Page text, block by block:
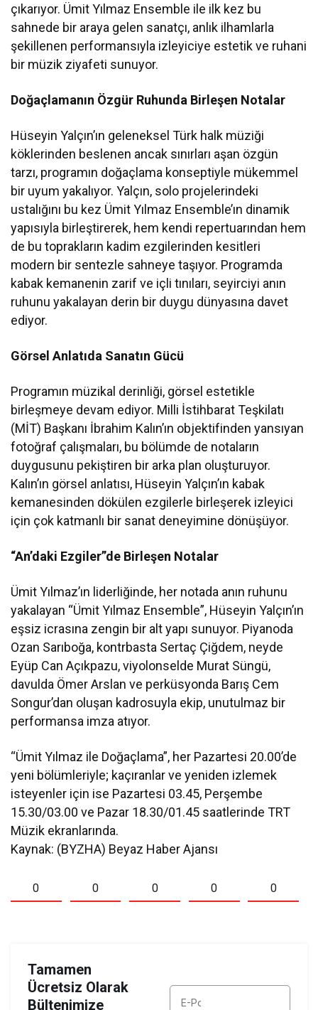
çıkarıyor. Ümit Yılmaz Ensemble ile ilk kez bu
sahnede bir araya gelen sanatçı, anlık ilhamlarla
şekillenen performansıyla izleyiciye estetik ve ruhani
bir müzik ziyafeti sunuyor.
Doğaçlamanın Özgür Ruhunda Birleşen Notalar
Hüseyin Yalçın’ın geleneksel Türk halk müziği
köklerinden beslenen ancak sınırları aşan özgün
tarzı, programın doğaçlama konseptiyle mükemmel
bir uyum yakalıyor. Yalçın, solo projelerindeki
ustalığını bu kez Ümit Yılmaz Ensemble’ın dinamik
yapısıyla birleştirerek, hem kendi repertuarından hem
de bu toprakların kadim ezgilerinden kesitleri
modern bir sentezle sahneye taşıyor. Programda
kabak kemanenin zarif ve içli tınıları, seyirciyi anın
ruhunu yakalayan derin bir duygu dünyasına davet
ediyor.
Görsel Anlatıda Sanatın Gücü
Programın müzikal derinliği, görsel estetikle
birleşmeye devam ediyor. Milli İstihbarat Teşkilatı
(MİT) Başkanı İbrahim Kalın’ın objektifinden yansıyan
fotoğraf çalışmaları, bu bölümde de notaların
duygusunu pekiştiren bir arka plan oluşturuyor.
Kalın’ın görsel anlatısı, Hüseyin Yalçın’ın kabak
kemanesinden dökülen ezgilerle birleşerek izleyici
için çok katmanlı bir sanat deneyimine dönüşüyor.
“An’daki Ezgiler”de Birleşen Notalar
Ümit Yılmaz’ın liderliğinde, her notada anın ruhunu
yakalayan “Ümit Yılmaz Ensemble”, Hüseyin Yalçın’ın
eşsiz icrasına zengin bir alt yapı sunuyor. Piyanoda
Ozan Sarıboğa, kontrbasta Sertaç Çiğdem, neyde
Eyüp Can Açıkpazu, viyolonselde Murat Süngü,
davulda Ömer Arslan ve perküsyonda Barış Cem
Songur’dan oluşan kadrosuyla ekip, unutulmaz bir
performansa imza atıyor.
“Ümit Yılmaz ile Doğaçlama”, her Pazartesi 20.00’de
yeni bölümleriyle; kaçıranlar ve yeniden izlemek
isteyenler için ise Pazartesi 03.45, Perşembe
15.30/03.00 ve Pazar 18.30/01.45 saatlerinde TRT
Müzik ekranlarında.
Kaynak: (BYZHA) Beyaz Haber Ajansı
0 0 0 0 0
Tamamen
Ücretsiz Olarak
Bültenimize